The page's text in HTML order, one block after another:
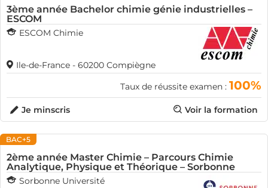
3ème année Bachelor chimie génie industrielles –
ESCOM
ESCOM Chimie
Ile-de-France - 60200 Compiègne
Taux de réussite examen : 100%
Voir la formation
Je minscris
BAC+5
2ème année Master Chimie – Parcours Chimie
Analytique, Physique et Théorique – Sorbonne
Sorbonne Université